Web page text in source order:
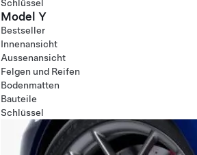
Schlüssel
Model Y
Bestseller
Innenansicht
Aussenansicht
Felgen und Reifen
Bodenmatten
Bauteile
Schlüssel